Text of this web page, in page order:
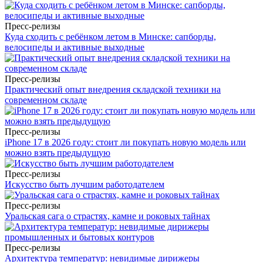
Пресс-релизы
Куда сходить с ребёнком летом в Минске: сапборды,
велосипеды и активные выходные
Пресс-релизы
Практический опыт внедрения складской техники на
современном складе
Пресс-релизы
iPhone 17 в 2026 году: стоит ли покупать новую модель или
можно взять предыдущую
Пресс-релизы
Искусство быть лучшим работодателем
Пресс-релизы
Уральская сага о страстях, камне и роковых тайнах
Пресс-релизы
Архитектура температур: невидимые дирижеры